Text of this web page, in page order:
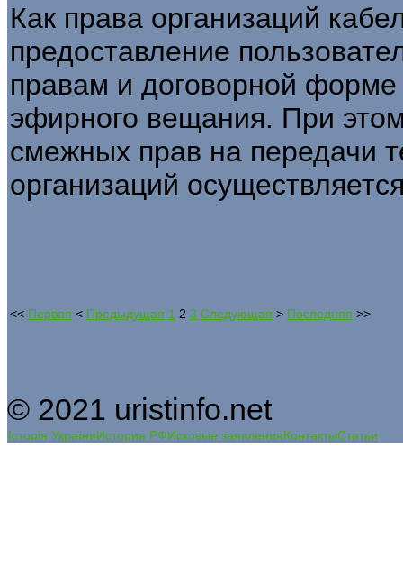
Как права организаций
предоставление
правам и договорной форме
эфирного вещания. При
смежных прав на передачи
организаций
<< Первая < Предыдущая 1 2 3 Следующая > Последняя >>
© 2021 uristinfo.net
Історія УкраїниИстория РФИсковые заявленияКонтактыСтатьи